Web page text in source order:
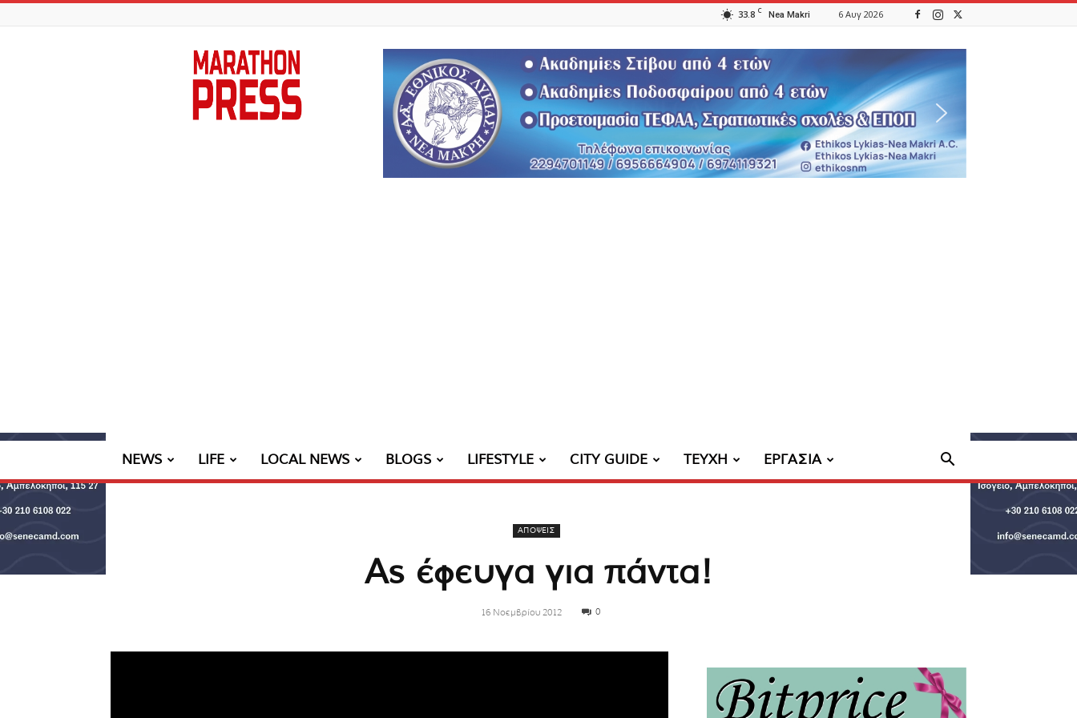
33.8 C Nea Makri 6 Αυγ 2026
Marathon
Press
NEWS LIFE LOCAL NEWS BLOGS LIFESTYLE CITY GUIDE ΤΕΥΧΗ ΕΡΓΑΣΙΑ
ΑΠΟΨΕΙΣ
Ας έφευγα για πάντα!
16 Νοεμβρίου 2012 0